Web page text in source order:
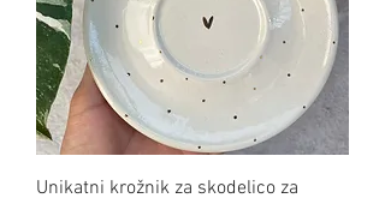
Unikatni krožnik za skodelico za